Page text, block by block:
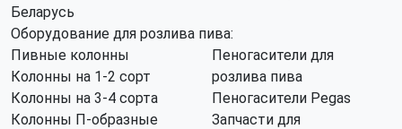
Беларусь
Оборудование для розлива пива:
Пивные колонны
Колонны на 1-2 сорт
Колонны на 3-4 сорта
Колонны П-образные
Пеногасители для
розлива пива
Пеногасители Pegas
Запчасти для